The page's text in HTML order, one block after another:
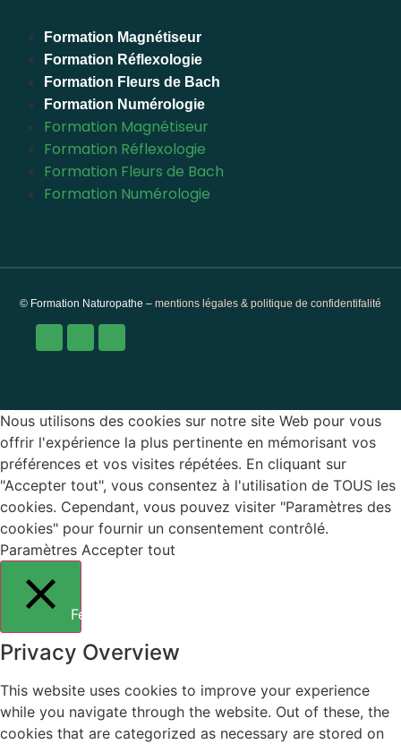
Formation Magnétiseur
Formation Réflexologie
Formation Fleurs de Bach
Formation Numérologie
Formation Magnétiseur
Formation Réflexologie
Formation Fleurs de Bach
Formation Numérologie
© Formation Naturopathe – mentions légales & politique de confidentifalité
Nous utilisons des cookies sur notre site Web pour vous
offrir l'expérience la plus pertinente en mémorisant vos
préférences et vos visites répétées. En cliquant sur
"Accepter tout", vous consentez à l'utilisation de TOUS les
cookies. Cependant, vous pouvez visiter "Paramètres des
cookies" pour fournir un consentement contrôlé.
Paramètres Accepter tout
Fermer
Privacy Overview
This website uses cookies to improve your experience
while you navigate through the website. Out of these, the
cookies that are categorized as necessary are stored on